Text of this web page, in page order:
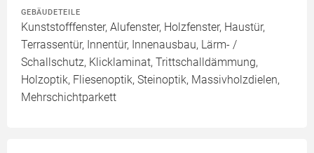
GEBÄUDETEILE
Kunststofffenster, Alufenster, Holzfenster, Haustür,
Terrassentür, Innentür, Innenausbau, Lärm- /
Schallschutz, Klicklaminat, Trittschalldämmung,
Holzoptik, Fliesenoptik, Steinoptik, Massivholzdielen,
Mehrschichtparkett